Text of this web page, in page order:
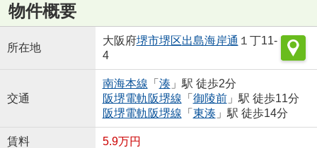
物件概要
所在地
大阪府堺市堺区出島海岸通 １丁11-
4
交通
南海本線 「 湊 」駅 徒歩2分
阪堺電軌阪堺線 「 御陵前」駅 徒歩11分
阪堺電軌阪堺線 「 東湊 」駅 徒歩14分
賃料 5.9万円